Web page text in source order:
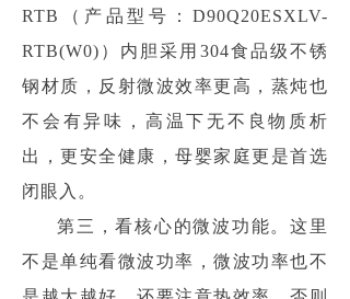
RTB（产品型号：D90Q20ESXLV-
RTB(W0)）内胆采用304食品级不锈
钢材质，反射微波效率更高，蒸炖也
不会有异味，高温下无不良物质析
出，更安全健康，母婴家庭更是首选
闭眼入。
第三，看核心的微波功能。这里
不是单纯看微波功率，微波功率也不